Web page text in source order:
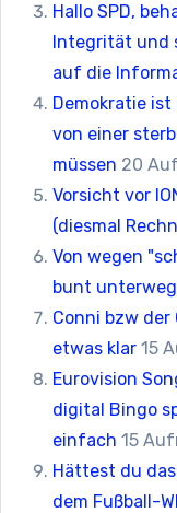
Hallo SPD,
Integrität und
auf die
Demokratie ist
von einer
müssen 20
Vorsicht vor
(diesmal
Von wegen
bunt
Conni bzw der
etwas klar 15
Eurovision
digital Bingo
einfach 15
Hättest du
dem Fußball-